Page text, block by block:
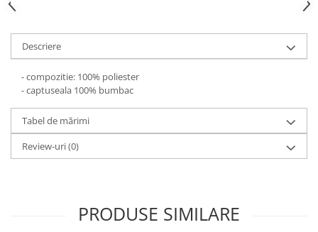
Descriere
- compozitie: 100% poliester
- captuseala 100% bumbac
Tabel de mărimi
Review-uri(0)
PRODUSE SIMILARE